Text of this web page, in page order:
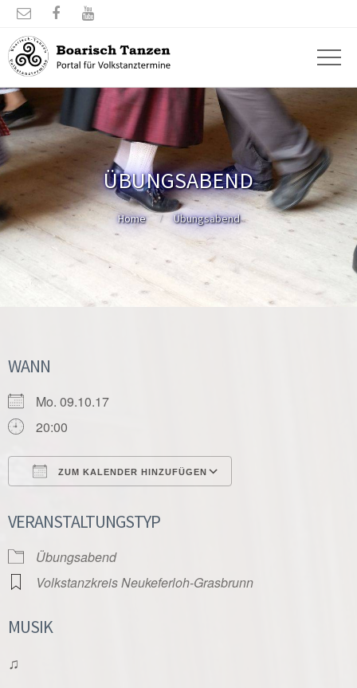
  
ÜBUNGSABEND
Home Übungsabend
WANN
Mo. 09.10.17
20:00
ZUM KALENDER HINZUFÜGEN
VERANSTALTUNGSTYP
Übungsabend
Volkstanzkreis Neukeferloh-Grasbrunn
MUSIK
♫